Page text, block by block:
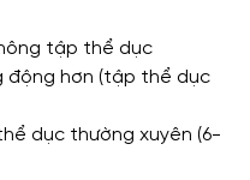
tập thể dục
động hơn (tập thể dục
dục thường xuyên (6-